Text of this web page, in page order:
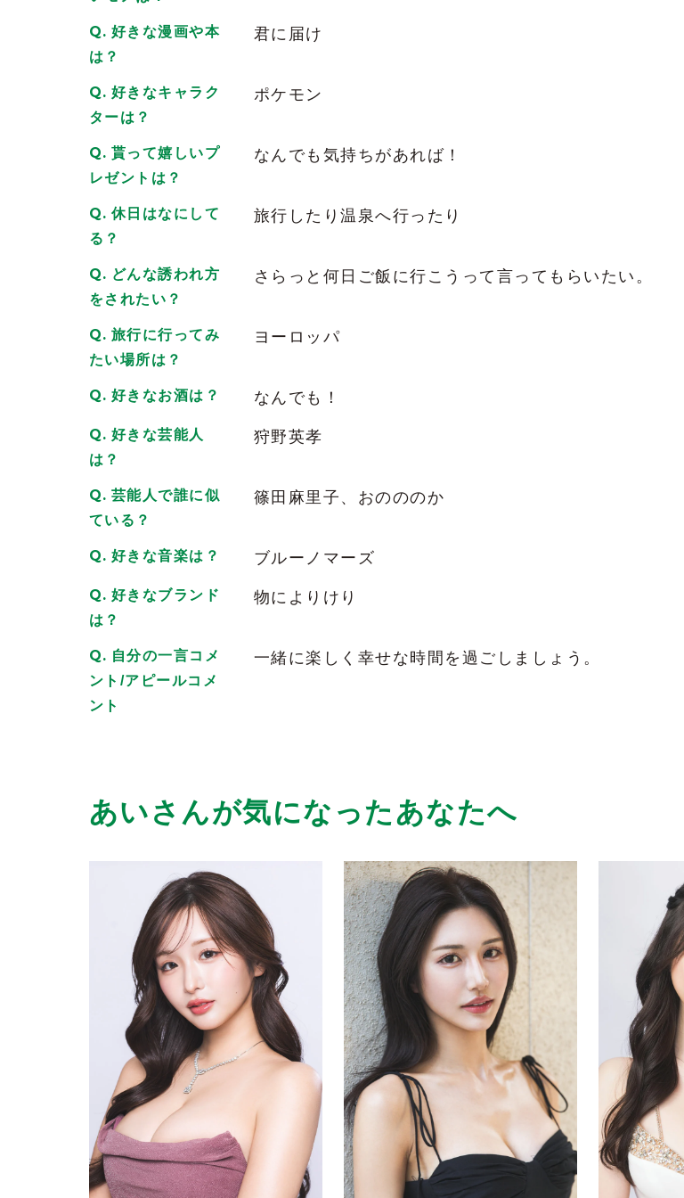
素敵すぎますよ、ホント
ちょっとお店に寄って
あい様の笑顔見れて良かったです
少しの時間でも喜んでくれる、あい様…
今年もあと僅かだけど
体調崩さず頑張ってね
2026/06/02
近日中に会いに行きますね
2026/06/18
綺麗でした
| ID:g2hQRbJ31d
優しいし、可愛いくて、スタイル良いです
でも、無理に煽られたりもないので、逆にまた、お会いしたいと思います^_^
いつもあいちゃんには楽しませてもらってるし、心を癒してもらってます！！
顔も良い！スタイルも良い！愛嬌も良い！
これからも会いに行きまーす
2026/06/11 | ID:aGmt82ATlu
あいちゃん最高に可愛いですよ
2026/06/08| ID:x8mK8sBUcs
みんなにも愛ちゃんの無限大な魅力を知って欲しい！
2026/06/06| ID:PzlIsroDeM
第一印象は、ふんわり優しい雰囲気と素敵な笑顔が印象的なキャストさん。でもお酒
が進むとテンションが上がり、もっと打ち解けた一面になるので、そのギャップがハ
マっちゃいます。努力家で実直な人柄なので、つい応援したくなります。また来まー
す。
2026/06/02| ID:xFXopm10a9
とても優しく、素敵な笑顔と
ずば抜けた可愛さで、トコトンまで癒してくれました
あの声も素敵すぎます
僕の話にも、真剣に耳を傾けてくれました！
あれは、本当に性格の良さが
そのまま出てるんだと思います
あいちゃんほど、魅力的なキャストはいないんじゃないかなぁ
次は指名しようと思います。
好きな漫画や本
は？
君に届け
好きなキャラク
ターは？
ポケモン
貰って嬉しいプ
レゼントは？
なんでも気持ちがあれば！
休日はなにして
る？
旅行したり温泉へ行ったり
どんな誘われ方
をされたい？
さらっと何日ご飯に行こうって言ってもらいたい。
旅行に行ってみ
たい場所は？
ヨーロッパ
好きなお酒は？ なんでも！
好きな芸能人
は？
狩野英孝
芸能人で誰に似
ている？
篠田麻里子、おのののか
好きな音楽は？ ブルーノマーズ
好きなブランド
は？
物によりけり
自分の一言コメ
ント/アピールコメ
ント
一緒に楽しく幸せな時間を過ごしましょう。
あいさんが気になったあなたへ